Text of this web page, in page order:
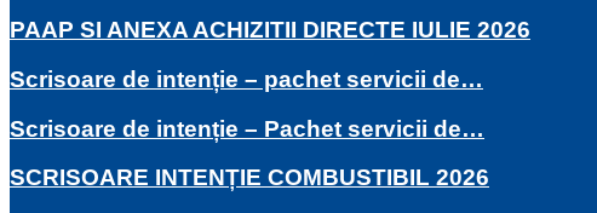
PAAP SI ANEXA ACHIZITII DIRECTE IULIE 2026
Scrisoare de intenție – pachet servicii de…
Scrisoare de intenție – Pachet servicii de…
SCRISOARE INTENȚIE COMBUSTIBIL 2026